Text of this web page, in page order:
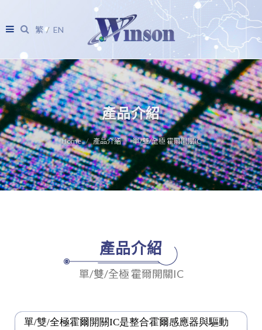
繁 EN
產品介紹
Home 產品介紹 單/雙/全極 霍爾開關IC
產品介紹
單/雙/全極 霍爾開關IC
單/雙/全極霍爾開關IC是整合霍爾感應器與驅動